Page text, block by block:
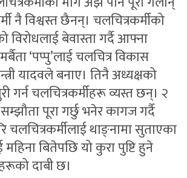
नै विश्वस्त छैनन्। चलचित्रकर्मीको
बेवास्ता गर्दै आफ्ना
मर्बैता ‘पप्पु’लाई चलचित्र विकास
यादवले बनाए। तिनै अध्यक्षको
गर्न चलचित्रकर्मीहरू व्यस्त छन्। २
पूरा गर्छु भनेर कागज गर्दै
चलचित्रकर्मीलाई थाङ्नामा सुताएका
बितेपछि यो कुरा पुष्टि हुने
दाबी छ।